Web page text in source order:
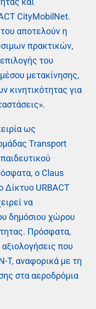
CityMobilNet.
αποτελούν η
πρακτικών,
του
μετακίνησης,
κινητικότητας για
ως
Transport
ο Claus
Δίκτυο URBACT
να
δημόσιου χώρου
Πρόσφατα,
που
T, αναφορικά με τη
στα αεροδρόμια